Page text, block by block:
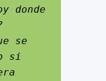
donde
se
si